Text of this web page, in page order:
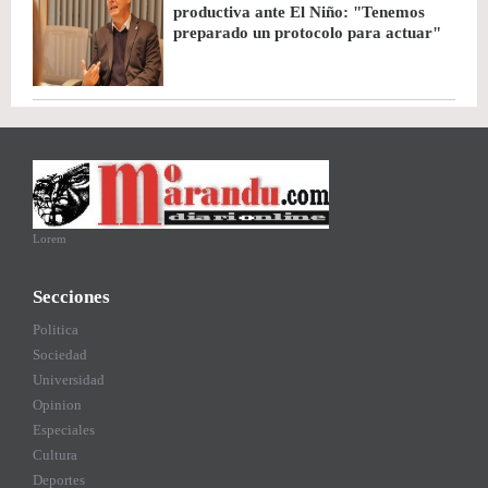
productiva ante El Niño: "Tenemos
preparado un protocolo para actuar"
Lorem
Secciones
Politica
Sociedad
Universidad
Opinion
Especiales
Cultura
Deportes